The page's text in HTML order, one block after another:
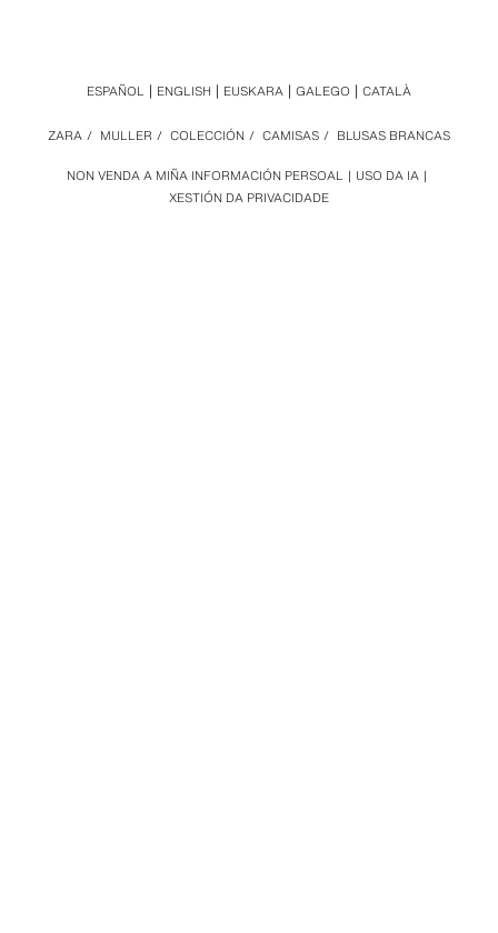
NON VENDA A MIÑA INFORMACIÓN PERSOAL
USO DA IA
XESTIÓN DA PRIVACIDADE
ZARA / MULLER / COLECCIÓN / CAMISAS / BLUSAS BRANCAS
ESPAÑOL ENGLISH EUSKARA GALEGO CATALÀ